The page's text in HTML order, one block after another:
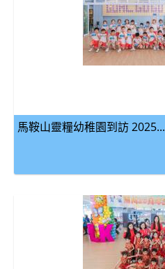
馬鞍山靈糧幼稚園到訪 2025...